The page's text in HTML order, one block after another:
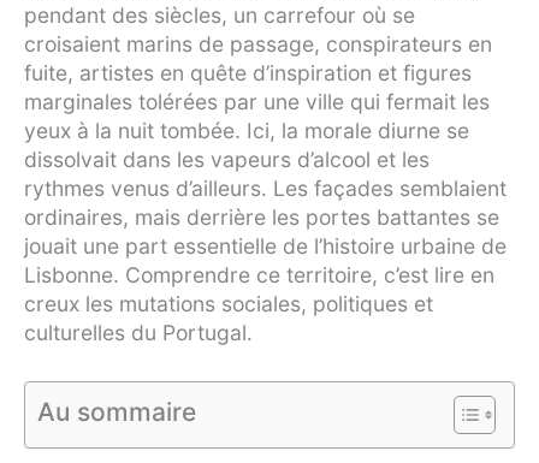
pendant des siècles, un carrefour où se
croisaient marins de passage, conspirateurs en
fuite, artistes en quête d’inspiration et figures
marginales tolérées par une ville qui fermait les
yeux à la nuit tombée. Ici, la morale diurne se
dissolvait dans les vapeurs d’alcool et les
rythmes venus d’ailleurs. Les façades semblaient
ordinaires, mais derrière les portes battantes se
jouait une part essentielle de l’histoire urbaine de
Lisbonne. Comprendre ce territoire, c’est lire en
creux les mutations sociales, politiques et
culturelles du Portugal.
Au sommaire